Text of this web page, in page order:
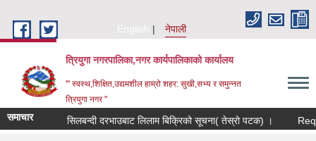
English
नेपाली
त्रियुगा नगरपालिका,नगर कार्यपालिकाको कार्यालय
'" स्वस्थ,शिक्षित,उद्यमशील हाम्रो शहर: सुखी,सभ्य र समुन्नत
त्रियुगा नगर "
समाचार सिलबन्दी दरभाउबाट लिलाम बिक्रिको सूचना( तेस्रो पटक) ।